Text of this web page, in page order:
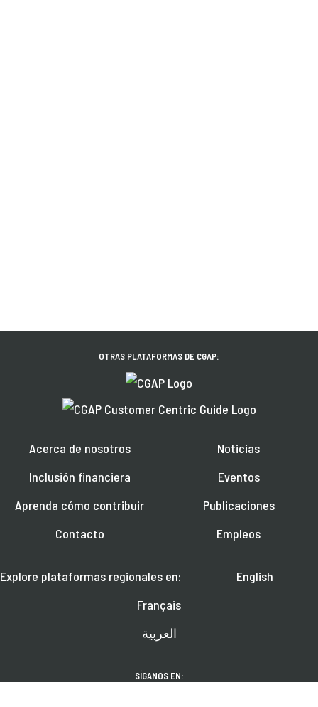
OTRAS PLATAFORMAS DE CGAP:
Acerca de nosotros
Inclusión financiera
Aprenda cómo contribuir
Contacto
Noticias
Eventos
Publicaciones
Empleos
Explore plataformas regionales en:
English
Français
العربية
SÍGANOS EN: